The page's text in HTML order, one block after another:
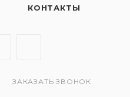
КОНТАКТЫ
ЗАКАЗАТЬ ЗВОНОК